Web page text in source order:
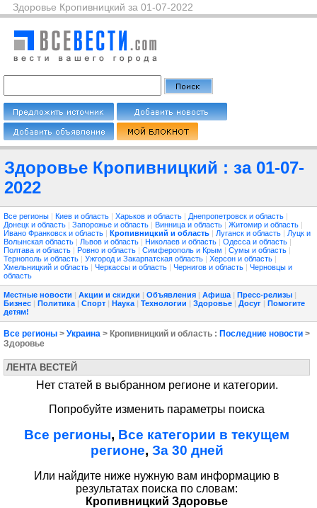
Здоровье Кропивницкий за 01-07-2022
Здоровье Кропивницкий : за 01-07-
2022
Все регионы | Киев и область | Харьков и область | Днепропетровск и область |
Донецк и область | Запорожье и область | Винница и область | Житомир и область |
Ивано Франковск и область | Кропивницкий и область | Луганск и область | Луцк и
Волынская область | Львов и область | Николаев и область | Одесса и область |
Полтава и область | Ровно и область | Симферополь и Крым | Сумы и область |
Тернополь и область | Ужгород и Закарпатская область | Херсон и область |
Хмельницкий и область | Черкассы и область | Чернигов и область | Черновцы и
область
Местные новости | Акции и скидки | Объявления | Афиша | Пресс-релизы |
Бизнес | Политика | Спорт | Наука | Технологии | Здоровье | Досуг | Помогите
детям!
Все регионы > Украина > Кропивницкий и область : Последние новости >
Здоровье
ЛЕНТА ВЕСТЕЙ
Нет статей в выбранном регионе и категории.
Попробуйте изменить параметры поиска
Все регионы, Все категории в текущем
регионе, За 30 дней
Или найдите ниже нужную вам информацию в
результатах поиска по словам:
Кропивницкий Здоровье